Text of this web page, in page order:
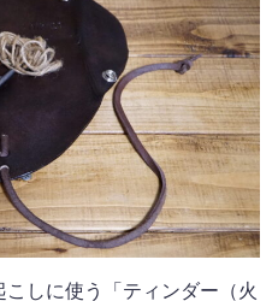
しに使う「ティンダー（火